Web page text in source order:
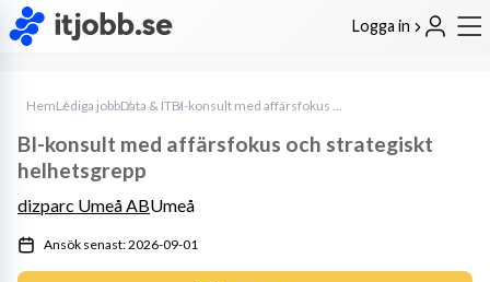
Logga in
HemLediga jobbData & IT BI-konsult med affärsfokus och strategiskt helhetsgrepp
BI-konsult med affärsfokus och strategiskt
helhetsgrepp
dizparc Umeå ABUmeå
Ansök senast: 2026-09-01